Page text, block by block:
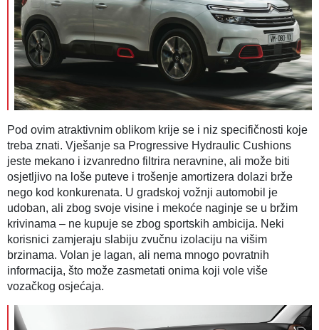
Pod ovim atraktivnim oblikom krije se i niz specifičnosti koje
treba znati. Vješanje sa Progressive Hydraulic Cushions
jeste mekano i izvanredno filtrira neravnine, ali može biti
osjetljivo na loše puteve i trošenje amortizera dolazi brže
nego kod konkurenata. U gradskoj vožnji automobil je
udoban, ali zbog svoje visine i mekoće naginje se u bržim
krivinama – ne kupuje se zbog sportskih ambicija. Neki
korisnici zamjeraju slabiju zvučnu izolaciju na višim
brzinama. Volan je lagan, ali nema mnogo povratnih
informacija, što može zasmetati onima koji vole više
vozačkog osjećaja.